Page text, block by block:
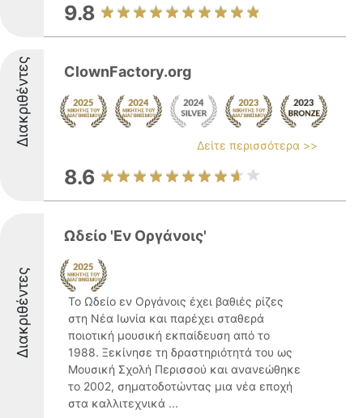
9.8
Διακριθέντες ClownFactory.org
Δείτε περισσότερα >>
8.6
Διακριθέντες
Ωδείο 'Εν Οργάνοις'
Το Ωδείο εν Οργάνοις έχει βαθιές ρίζες
στη Νέα Ιωνία και παρέχει σταθερά
ποιοτική μουσική εκπαίδευση από το
1988. Ξεκίνησε τη δραστηριότητά του ως
Μουσική Σχολή Περισσού και ανανεώθηκε
το 2002, σηματοδοτώντας μια νέα εποχή
στα καλλιτεχνικά ...